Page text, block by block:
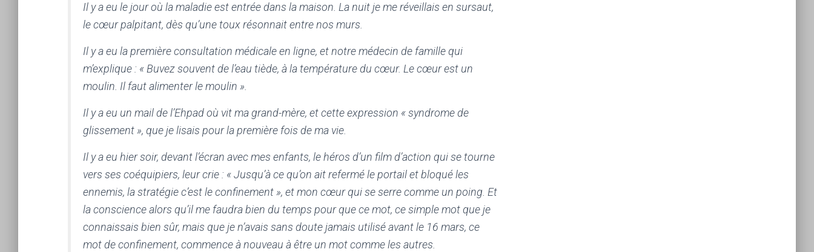
Il y a eu le jour où la maladie est entrée dans la maison. La nuit je me réveillais en sursaut,
le cœur palpitant, dès qu’une toux résonnait entre nos murs.
Il y a eu la première consultation médicale en ligne, et notre médecin de famille qui
m’explique : « Buvez souvent de l’eau tiède, à la température du cœur. Le cœur est un
moulin. Il faut alimenter le moulin ».
Il y a eu un mail de l’Ehpad où vit ma grand-mère, et cette expression « syndrome de
glissement », que je lisais pour la première fois de ma vie.
Il y a eu hier soir, devant l’écran avec mes enfants, le héros d’un film d’action qui se tourne
vers ses coéquipiers, leur crie : « Jusqu’à ce qu’on ait refermé le portail et bloqué les
ennemis, la stratégie c’est le confinement », et mon cœur qui se serre comme un poing. Et
la conscience alors qu’il me faudra bien du temps pour que ce mot, ce simple mot que je
connaissais bien sûr, mais que je n’avais sans doute jamais utilisé avant le 16 mars, ce
mot de confinement, commence à nouveau à être un mot comme les autres.